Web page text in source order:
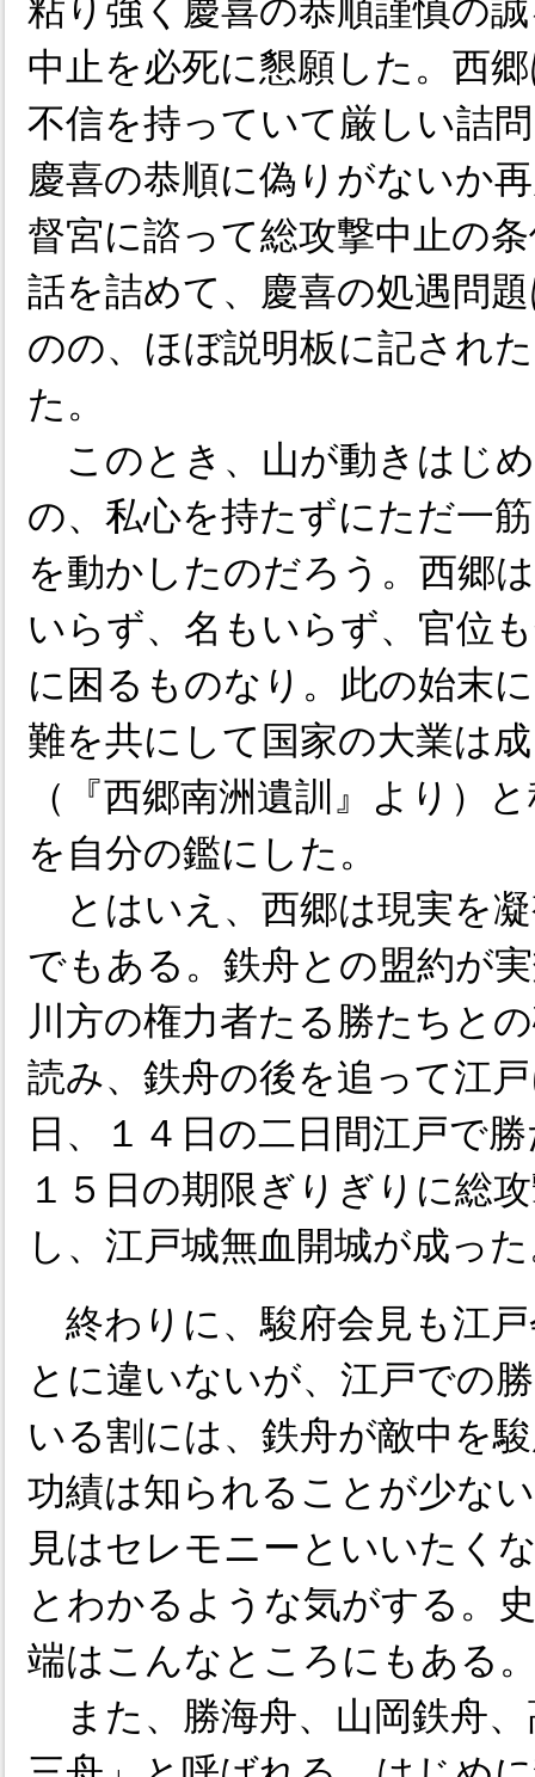
粘り強く慶喜の恭順謹慎の
中止を必死に懇願した。西
不信を持っていて厳しい詰
慶喜の恭順に偽りがないか
督宮に諮って総攻撃中止の
話を詰めて、慶喜の処遇問
のの、ほぼ説明板に記され
た。
このとき、山が動きはじ
の、私心を持たずにただ一
を動かしたのだろう。西郷
いらず、名もいらず、官位
に困るものなり。此の始末
難を共にして国家の大業は
（『西郷南洲遺訓』より）
を自分の鑑にした。
とはいえ、西郷は現実を
でもある。鉄舟との盟約が
川方の権力者たる勝たちと
読み、鉄舟の後を追って江
日、１４日の二日間江戸で
１５日の期限ぎりぎりに総
し、江戸城無血開城が成っ
終わりに、駿府会見も江
とに違いないが、江戸での
いる割には、鉄舟が敵中を
功績は知られることが少な
見はセレモニーといいたく
とわかるような気がする。
端はこんなところにもある
また、勝海舟、山岡鉄舟